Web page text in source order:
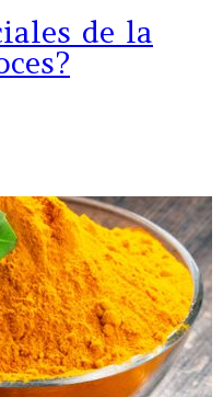
de la